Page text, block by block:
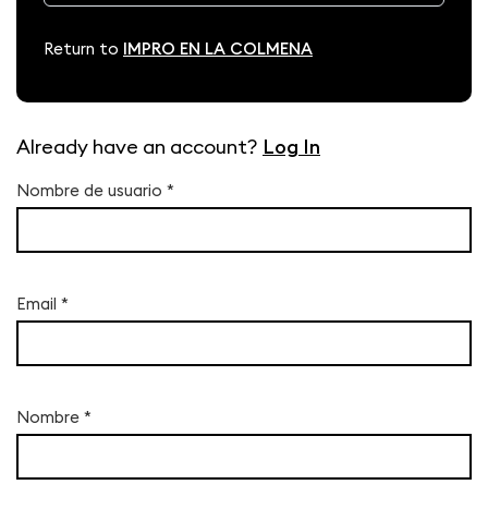
Return to IMPRO EN LA COLMENA
Already have an account? Log In
Nombre de usuario *
Email *
Nombre *